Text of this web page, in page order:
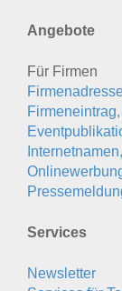
Angebote
Für Firmen
Services
Newsletter